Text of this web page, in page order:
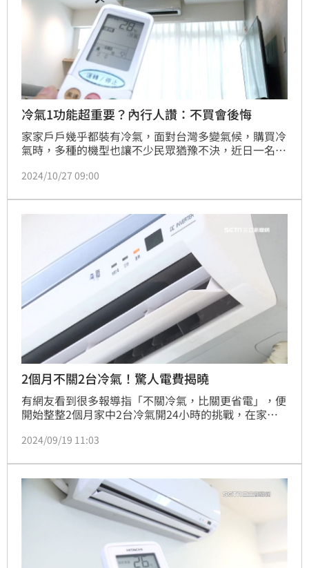
冷氣1功能超重要？內行人讚：不買會後悔
家家戶戶幾乎都裝有冷氣，面對台灣多變氣候，購買冷
氣時，多種的機型也讓不少民眾猶豫不決，近日一名網
2024/10/27 09:00
2個月不關2台冷氣！驚人電費揭曉
有網友看到很多報導指「不關冷氣，比關更省電」，便
開始整整2個月家中2台冷氣開24小時的挑戰，在家調
只要2321元，驚呼「以後再也不關冷氣了」！
2024/09/19 11:03